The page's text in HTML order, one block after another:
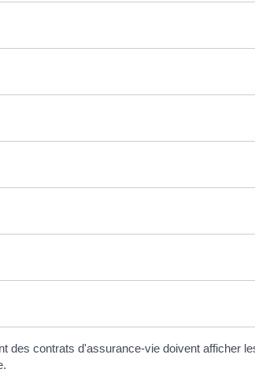
des contrats d'assurance-vie doivent afficher